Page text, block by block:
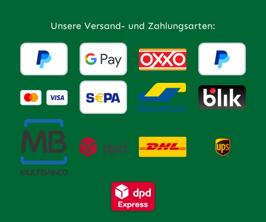
Unsere Versand- und Zahlungsarten: